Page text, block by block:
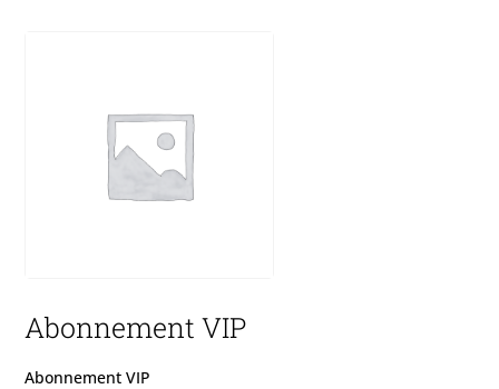
Abonnement VIP
Abonnement VIP